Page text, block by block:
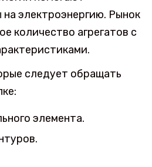
электроэнергию. Рынок
количество агрегатов с
следует обращать
элемента.